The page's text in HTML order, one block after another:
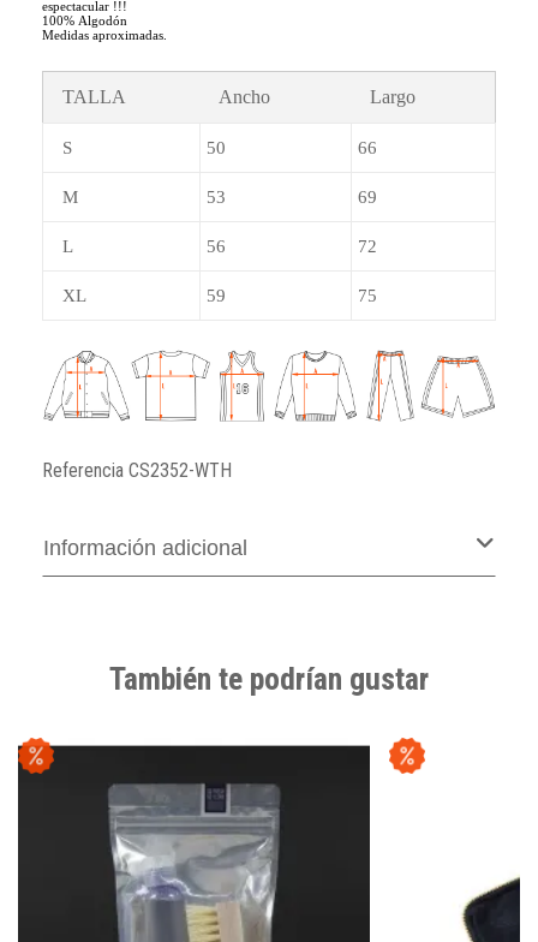
espectacular !!!
100% Algodón
Medidas aproximadas.
TALLA Ancho Largo
S 50 66
M 53 69
L 56 72
XL 59 75
Referencia CS2352-WTH
Información adicional
También te podrían gustar